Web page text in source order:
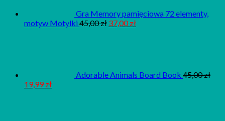
Gra Memory pamięciowa 72 elementy,
motyw Motylki45,00zł 37,00zł
Adorable Animals Board Book 45,00zł
19,99zł